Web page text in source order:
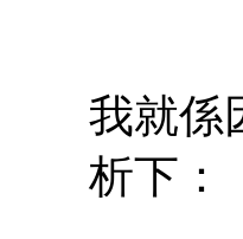
我就係
析下：